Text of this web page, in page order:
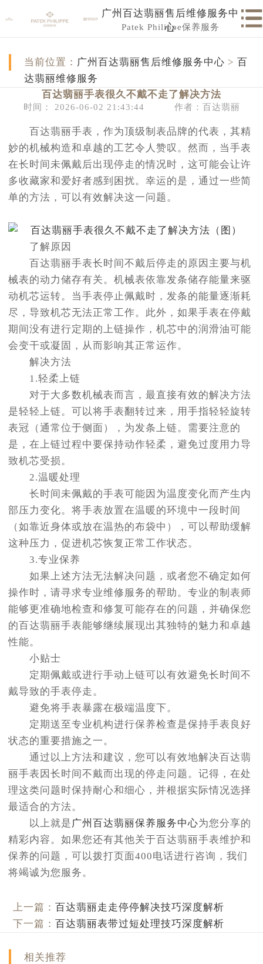
广州百达翡丽售后维修服务中
心
Patek Philippe保养服务
当前位置： 广州百达翡丽售后维修服务中心 > 百
达翡丽维修服务
百达翡丽手表很久不戴不走了解决方法
时间： 2026-06-02 21:43:44 作者：百达翡丽
百达翡丽手表，作为顶级制表品牌的代表，其精
妙的机械构造和卓越的工艺令人赞叹。然而，当手表
在长时间未佩戴后出现停走的情况时，这可能会让许
多收藏家和爱好者感到困扰。幸运的是，通过一些简
单的方法，可以有效解决这一问题。
了解原因
百达翡丽手表长时间不戴后停走的原因主要与机
械表的动力储存有关。机械表依靠发条储存能量来驱
动机芯运转。当手表停止佩戴时，发条的能量逐渐耗
尽，导致机芯无法正常工作。此外，如果手表在停戴
期间没有进行定期的上链操作，机芯中的润滑油可能
会变干或凝固，从而影响其正常运作。
解决方法
1.轻柔上链
对于大多数机械表而言，最直接有效的解决方法
是轻轻上链。可以将手表翻转过来，用手指轻轻旋转
表冠（通常位于侧面），为发条上链。需要注意的
是，在上链过程中要保持动作轻柔，避免过度用力导
致机芯受损。
2.温暖处理
长时间未佩戴的手表可能因为温度变化而产生内
部压力变化。将手表放置在温暖的环境中一段时间
（如靠近身体或放在温热的布袋中），可以帮助缓解
这种压力，促进机芯恢复正常工作状态。
3.专业保养
如果上述方法无法解决问题，或者您不确定如何
操作时，请寻求专业维修服务的帮助。专业的制表师
能够更准确地检查和修复可能存在的问题，并确保您
的百达翡丽手表能够继续展现出其独特的魅力和卓越
性能。
小贴士
定期佩戴或进行手动上链可以有效避免长时间不
戴导致的手表停走。
避免将手表暴露在极端温度下。
定期送至专业机构进行保养检查是保持手表良好
状态的重要措施之一。
通过以上方法和建议，您可以有效地解决百达翡
丽手表因长时间不戴而出现的停走问题。记得，在处
理这类问题时保持耐心和细心，并根据实际情况选择
最适合的方法。
以上就是 广州百达翡丽保养服务中心为您分享的
精彩内容。如果您还有其他关于百达翡丽手表维护和
保养的问题，可以拨打页面400电话进行咨询，我们
将竭诚为您服务。
上一篇： 百达翡丽走走停停解决技巧深度解析
下一篇： 百达翡丽表带过短处理技巧深度解析
相关推荐